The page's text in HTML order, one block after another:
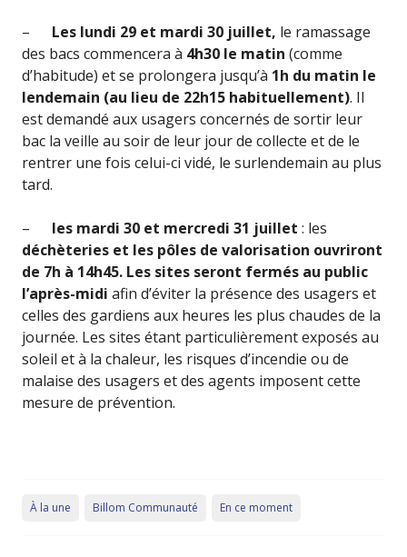
– Les lundi 29 et mardi 30 juillet, le ramassage
des bacs commencera à 4h30 le matin (comme
d’habitude) et se prolongera jusqu’à 1h du matin le
lendemain (au lieu de 22h15 habituellement). Il
est demandé aux usagers concernés de sortir leur
bac la veille au soir de leur jour de collecte et de le
rentrer une fois celui-ci vidé, le surlendemain au plus
tard.
– les mardi 30 et mercredi 31 juillet : les
déchèteries et les pôles de valorisation ouvriront
de 7h à 14h45. Les sites seront fermés au public
l’après-midi afin d’éviter la présence des usagers et
celles des gardiens aux heures les plus chaudes de la
journée. Les sites étant particulièrement exposés au
soleil et à la chaleur, les risques d’incendie ou de
malaise des usagers et des agents imposent cette
mesure de prévention.
À la une Billom Communauté En ce moment